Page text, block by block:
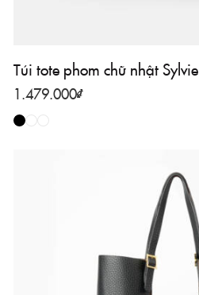
Túi tote phom chữ nhật Sylvie
1.479.000₫